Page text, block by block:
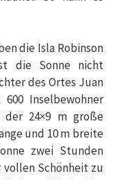
die Isla Robinson
die Sonne nicht
des Ortes Juan
Inselbewohner
24×9 m große
und 10 m breite
zwei Stunden
Schönheit zu